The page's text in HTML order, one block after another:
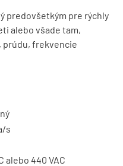
predovšetkým pre rýchly
alebo všade tam,
prúdu, frekvencie
s
alebo 440 VAC